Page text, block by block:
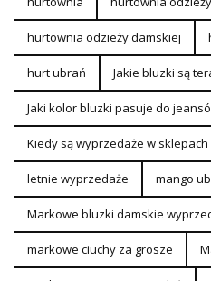
hurtownia odzieży damskiej
hurt ubrań Jakie bluzki są
Jaki kolor bluzki pasuje do
Kiedy są wyprzedaże w sklepach
letnie wyprzedaże mango
Markowe bluzki damskie
markowe ciuchy za grosze